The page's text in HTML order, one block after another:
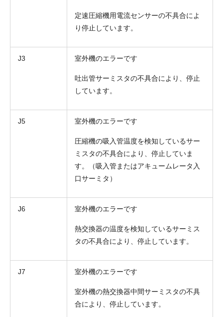
定速圧縮機用電流センサーの不具合によ
り停止しています。
J3 室外機のエラーです
吐出管サーミスタの不具合により、停止
しています。
J5 室外機のエラーです
圧縮機の吸入管温度を検知しているサー
ミスタの不具合により、停止していま
す。（吸入管またはアキュームレータ入
口サーミタ）
J6 室外機のエラーです
熱交換器の温度を検知しているサーミス
タの不具合により、停止しています。
J7 室外機のエラーです
室外機の熱交換器中間サーミスタの不具
合により、停止しています。